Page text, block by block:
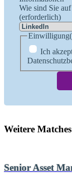
Wie sind Sie
(erforderlich)
Einwilligung
Ich
Weitere Matches
Senior Asset